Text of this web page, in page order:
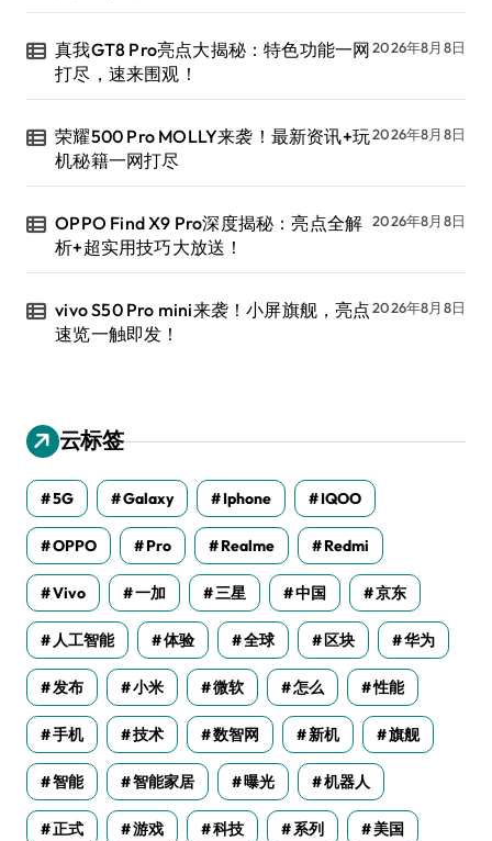
真我GT8 Pro亮点大揭秘：特色功能一网
打尽，速来围观！
2026年8月8日
荣耀500 Pro MOLLY来袭！最新资讯+玩
机秘籍一网打尽
2026年8月8日
OPPO Find X9 Pro深度揭秘：亮点全解
析+超实用技巧大放送！
2026年8月8日
vivo S50 Pro mini来袭！小屏旗舰，亮点
速览一触即发！
2026年8月8日
云标签
5G Galaxy Iphone IQOO
OPPO Pro Realme Redmi
Vivo 一加 三星 中国 京东
人工智能 体验 全球 区块 华为
发布 小米 微软 怎么 性能
手机 技术 数智网 新机 旗舰
智能 智能家居 曝光 机器人
正式 游戏 科技 系列 美国